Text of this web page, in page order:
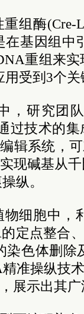
组酶(Cre-
基因组中
重组来
受到3个
，研究团
过技术的集
辑系统，
现碱基从
纵。
细胞中，
定点整合
染色体删除
准操纵技
展示出其